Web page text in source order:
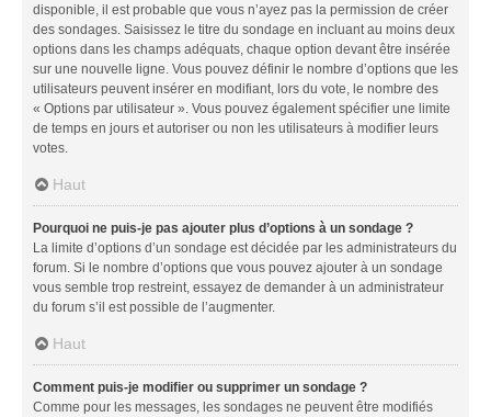
disponible, il est probable que vous n’ayez pas la permission de créer
des sondages. Saisissez le titre du sondage en incluant au moins deux
options dans les champs adéquats, chaque option devant être insérée
sur une nouvelle ligne. Vous pouvez définir le nombre d’options que les
utilisateurs peuvent insérer en modifiant, lors du vote, le nombre des
« Options par utilisateur ». Vous pouvez également spécifier une limite
de temps en jours et autoriser ou non les utilisateurs à modifier leurs
votes.
Haut
Pourquoi ne puis-je pas ajouter plus d’options à un sondage ?
La limite d’options d’un sondage est décidée par les administrateurs du
forum. Si le nombre d’options que vous pouvez ajouter à un sondage
vous semble trop restreint, essayez de demander à un administrateur
du forum s’il est possible de l’augmenter.
Haut
Comment puis-je modifier ou supprimer un sondage ?
Comme pour les messages, les sondages ne peuvent être modifiés